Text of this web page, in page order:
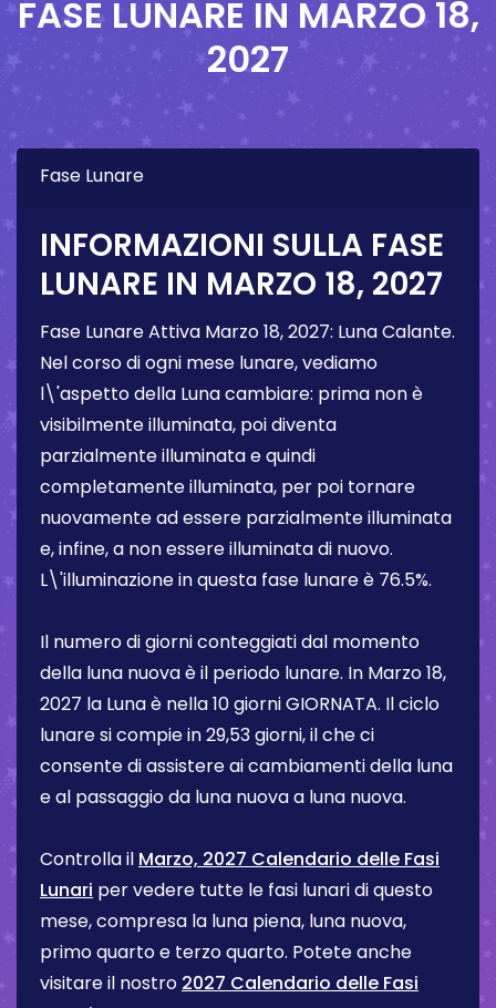
FASE LUNARE IN MARZO 18,
2027
Fase Lunare
INFORMAZIONI SULLA FASE
LUNARE IN MARZO 18, 2027
Fase Lunare Attiva Marzo 18, 2027: Luna Calante.
Nel corso di ogni mese lunare, vediamo
l\'aspetto della Luna cambiare: prima non è
visibilmente illuminata, poi diventa
parzialmente illuminata e quindi
completamente illuminata, per poi tornare
nuovamente ad essere parzialmente illuminata
e, infine, a non essere illuminata di nuovo.
L\'illuminazione in questa fase lunare è 76.5%.
Il numero di giorni conteggiati dal momento
della luna nuova è il periodo lunare. In Marzo 18,
2027 la Luna è nella10 giorniGIORNATA. Il ciclo
lunare si compie in 29,53 giorni, il che ci
consente di assistere ai cambiamenti della luna
e al passaggio da luna nuova a luna nuova.
Controlla il Marzo, 2027 Calendario delle Fasi
Lunari per vedere tutte le fasi lunari di questo
mese, compresa la luna piena, luna nuova,
primo quarto e terzo quarto. Potete anche
visitare il nostro 2027 Calendario delle Fasi